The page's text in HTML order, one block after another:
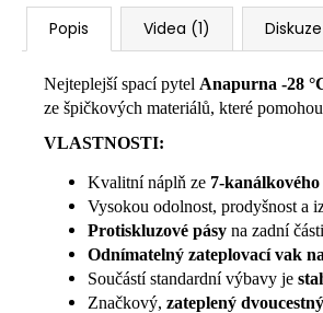
Popis Videa (1) Diskuze
Nejteplejší spací pytel Anapurna -28
ze špičkových materiálů, které
VLASTNOSTI:
Kvalitní náplň ze 7-
Vysokou odolnost, prodyšnost a
Protiskluzové pásy na zadní
Odnímatelný zateplovací vak
Součástí standardní výbavy je
Značkový, zateplený